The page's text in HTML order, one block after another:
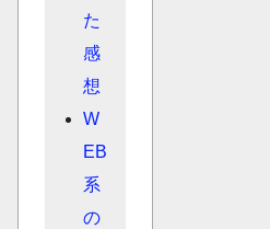
た
感
想
W
EB
系
の